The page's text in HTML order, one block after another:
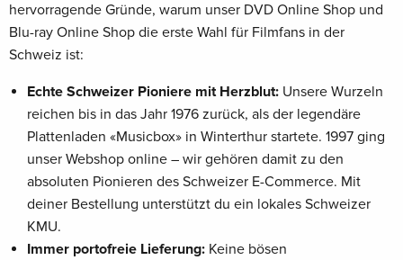
hervorragende Gründe, warum unser DVD Online Shop und
Blu-ray Online Shop die erste Wahl für Filmfans in der
Schweiz ist:
Echte Schweizer Pioniere mit Herzblut: Unsere Wurzeln
reichen bis in das Jahr 1976 zurück, als der legendäre
Plattenladen «Musicbox» in Winterthur startete. 1997 ging
unser Webshop online – wir gehören damit zu den
absoluten Pionieren des Schweizer E-Commerce. Mit
deiner Bestellung unterstützt du ein lokales Schweizer
KMU.
Immer portofreie Lieferung: Keine bösen